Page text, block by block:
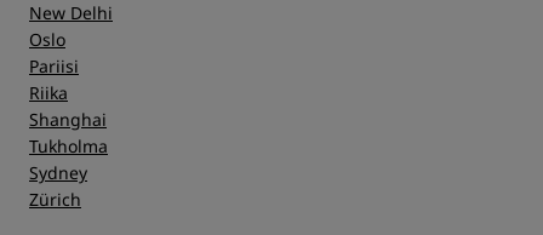
New Delhi
Oslo
Pariisi
Riika
Shanghai
Tukholma
Sydney
Zürich